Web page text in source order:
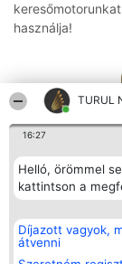
TURUL
16:27
Helló, örömmel
kattintson a
Díjazott vagyok,
átvenni
használja!
Rangsorszervező
SC Beautiful Company
Bulevardul Aleea Timișul
Sus Nr. 2, Bl. A30, Sc. A,